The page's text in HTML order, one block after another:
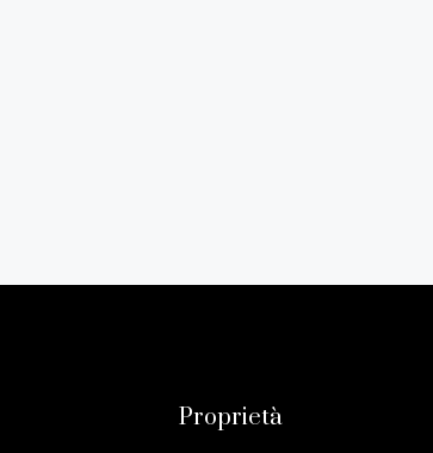
Proprietà